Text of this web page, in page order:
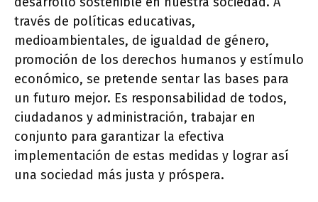
través de políticas educativas,
medioambientales, de igualdad de género,
promoción de los derechos humanos y estímulo
económico, se pretende sentar las bases para
un futuro mejor. Es responsabilidad de todos,
ciudadanos y administración, trabajar en
conjunto para garantizar la efectiva
implementación de estas medidas y lograr así
una sociedad más justa y próspera.